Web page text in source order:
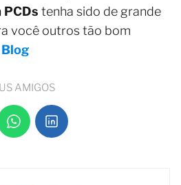
PCDs tenha sido de grande
você outros tão bom
Blog
AMIGOS